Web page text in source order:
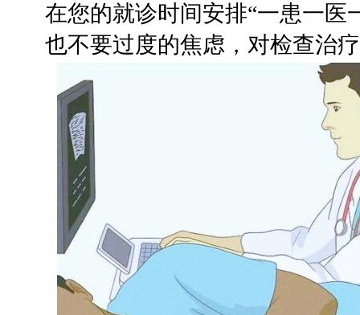
在您的就诊时间安排“一患一医
也不要过度的焦虑，对检查治疗